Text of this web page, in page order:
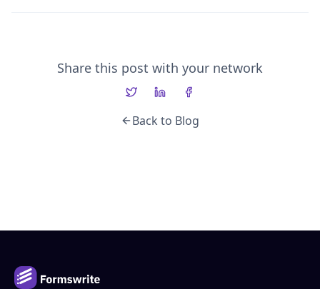
Share this post with your network
Back to Blog